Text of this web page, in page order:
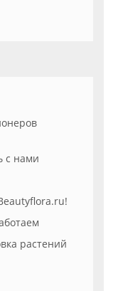
с нами
растений